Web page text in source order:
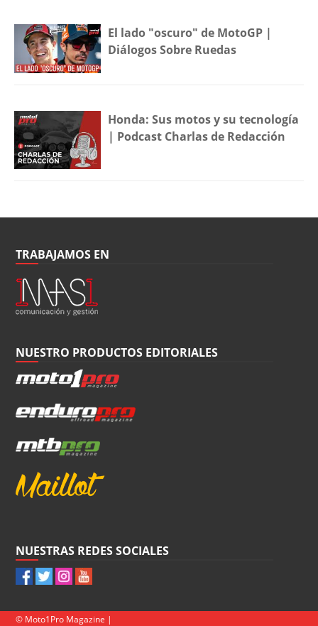
El lado "oscuro" de MotoGP |
Diálogos Sobre Ruedas
Honda: Sus motos y su tecnología
| Podcast Charlas de Redacción
TRABAJAMOS EN
NUESTRO PRODUCTOS EDITORIALES
NUESTRAS REDES SOCIALES
© Moto1Pro Magazine |